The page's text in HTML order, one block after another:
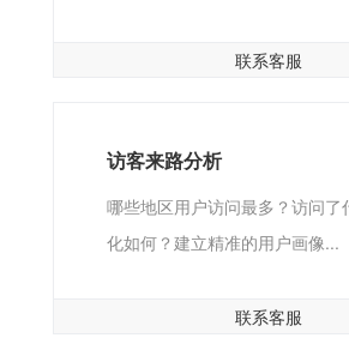
联系客服
访客来路分析
哪些地区用户访问最多？访问了
化如何？建立精准的用户画像...
联系客服